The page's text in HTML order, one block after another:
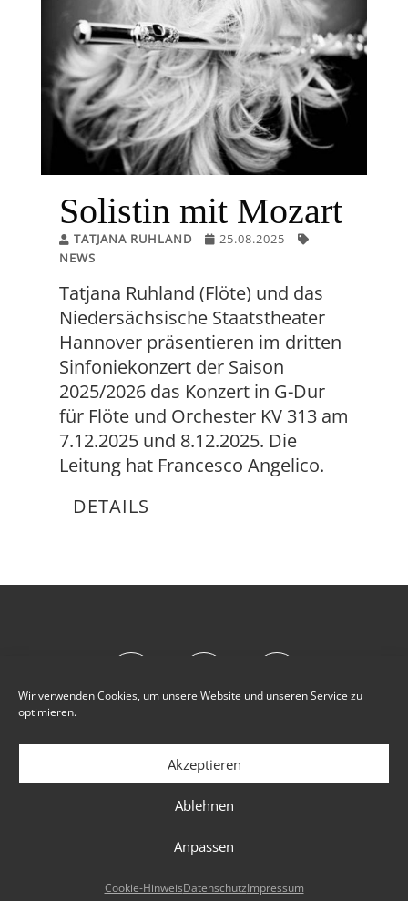
Wir verwenden Cookies, um unsere Website und unseren Service zu
optimieren.
Akzeptieren
Ablehnen
Anpassen
Cookie-HinweisDatenschutzImpressum
Solistin mit Mozart
TATJANA RUHLAND
25.08.2025
NEWS
Tatjana Ruhland (Flöte) und das
Niedersächsische Staatstheater
Hannover präsentieren im dritten
Sinfoniekonzert der Saison
2025/2026 das Konzert in G-Dur
für Flöte und Orchester KV 313 am
7.12.2025 und 8.12.2025. Die
Leitung hat Francesco Angelico.
DETAILS
IMPRESSUM
©TATJANA RUHLAND 2021 / Design by